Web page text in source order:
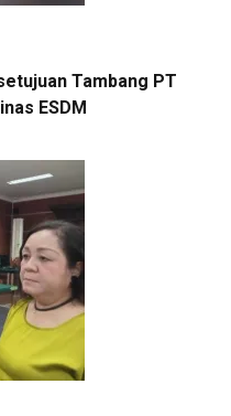
Tambang PT
ESDM